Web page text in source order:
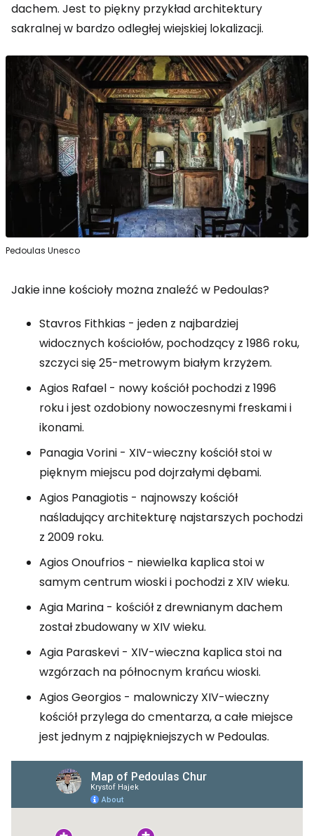
dachem. Jest to piękny przykład architektury
sakralnej w bardzo odległej wiejskiej lokalizacji.
Pedoulas Unesco
Jakie inne kościoły można znaleźć w Pedoulas?
Stavros Fithkias - jeden z najbardziej
widocznych kościołów, pochodzący z 1986 roku,
szczyci się 25-metrowym białym krzyżem.
Agios Rafael - nowy kościół pochodzi z 1996
roku i jest ozdobiony nowoczesnymi freskami i
ikonami.
Panagia Vorini - XIV-wieczny kościół stoi w
pięknym miejscu pod dojrzałymi dębami.
Agios Panagiotis - najnowszy kościół
naśladujący architekturę najstarszych pochodzi
z 2009 roku.
Agios Onoufrios - niewielka kaplica stoi w
samym centrum wioski i pochodzi z XIV wieku.
Agia Marina - kościół z drewnianym dachem
został zbudowany w XIV wieku.
Agia Paraskevi - XIV-wieczna kaplica stoi na
wzgórzach na północnym krańcu wioski.
Agios Georgios - malowniczy XIV-wieczny
kościół przylega do cmentarza, a całe miejsce
jest jednym z najpiękniejszych w Pedoulas.